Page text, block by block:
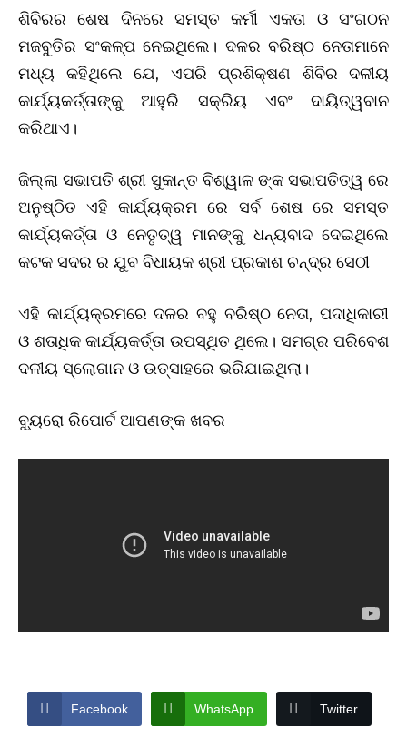
ଶିବିରର ଶେଷ ଦିନରେ ସମସ୍ତ କର୍ମୀ ଏକତା ଓ ସଂଗଠନ
ମଜବୁତିର ସଂକଳ୍ପ ନେଇଥିଲେ। ଦଳର ବରିଷ୍ଠ ନେତାମାନେ
ମଧ୍ୟ କହିଥିଲେ ଯେ, ଏପରି ପ୍ରଶିକ୍ଷଣ ଶିବିର ଦଳୀୟ
କାର୍ଯ୍ୟକର୍ତ୍ତାଙ୍କୁ ଆହୁରି ସକ୍ରିୟ ଏବଂ ଦାୟିତ୍ୱବାନ
କରିଥାଏ।
ଜିଲ୍ଲା ସଭାପତି ଶ୍ରୀ ସୁକାନ୍ତ ବିଶ୍ୱାଳ ଙ୍କ ସଭାପତିତ୍ୱ ରେ
ଅନୁଷ୍ଠିତ ଏହି କାର୍ଯ୍ୟକ୍ରମ ରେ ସର୍ବ ଶେଷ ରେ ସମସ୍ତ
କାର୍ଯ୍ୟକର୍ତ୍ତା ଓ ନେତୃତ୍ୱ ମାନଙ୍କୁ ଧନ୍ୟବାଦ ଦେଇଥିଲେ
କଟକ ସଦର ର ଯୁବ ବିଧାୟକ ଶ୍ରୀ ପ୍ରକାଶ ଚନ୍ଦ୍ର ସେଠୀ
ଏହି କାର୍ଯ୍ୟକ୍ରମରେ ଦଳର ବହୁ ବରିଷ୍ଠ ନେତା, ପଦାଧିକାରୀ
ଓ ଶତାଧିକ କାର୍ଯ୍ୟକର୍ତ୍ତା ଉପସ୍ଥିତ ଥିଲେ। ସମଗ୍ର ପରିବେଶ
ଦଳୀୟ ସ୍ଲୋଗାନ ଓ ଉତ୍ସାହରେ ଭରିଯାଇଥିଲା।
ବ୍ୟୁରୋ ରିପୋର୍ଟ ଆପଣଙ୍କ ଖବର
Facebook WhatsApp Twitter